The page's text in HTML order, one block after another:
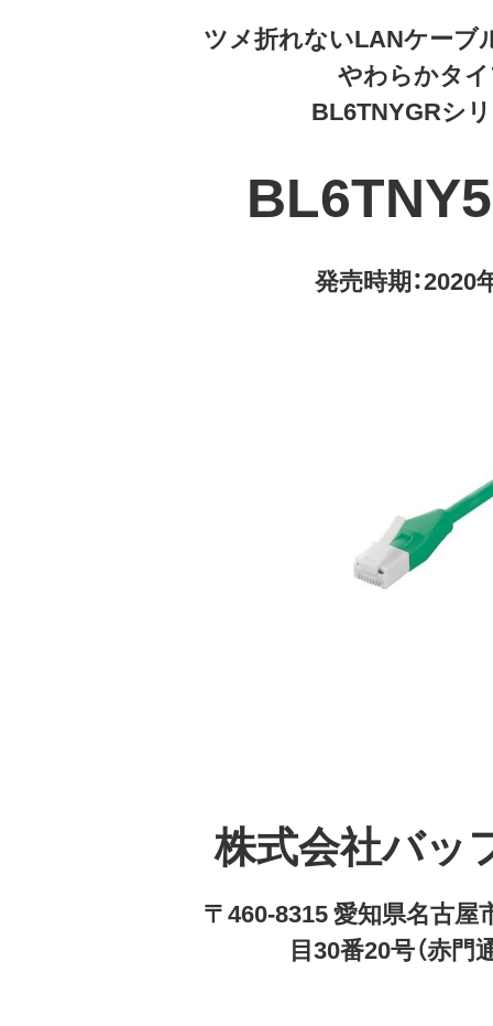
ツメ折れないLANケーブ
やわらかタ
BL6TNYGRシ
発売時期：2020
株式会社バッ
〒460-8315 愛知県名古屋
目30番20号（赤門